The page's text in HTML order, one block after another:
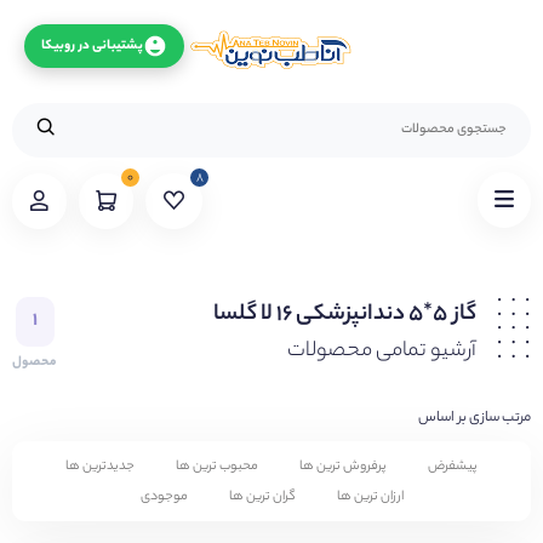
۰ ۸
گاز ۵*۵ دندانپزشکی ۱۶ لا گلسا
آرشیو تمامی محصولات
۱
محصول
مرتب سازی بر اساس
پیشفرض پرفروش ترین ها محبوب ترین ها
جدیدترین ها
ارزان ترین ها
گران ترین ها موجودی
پشتیبانی در روبیکا